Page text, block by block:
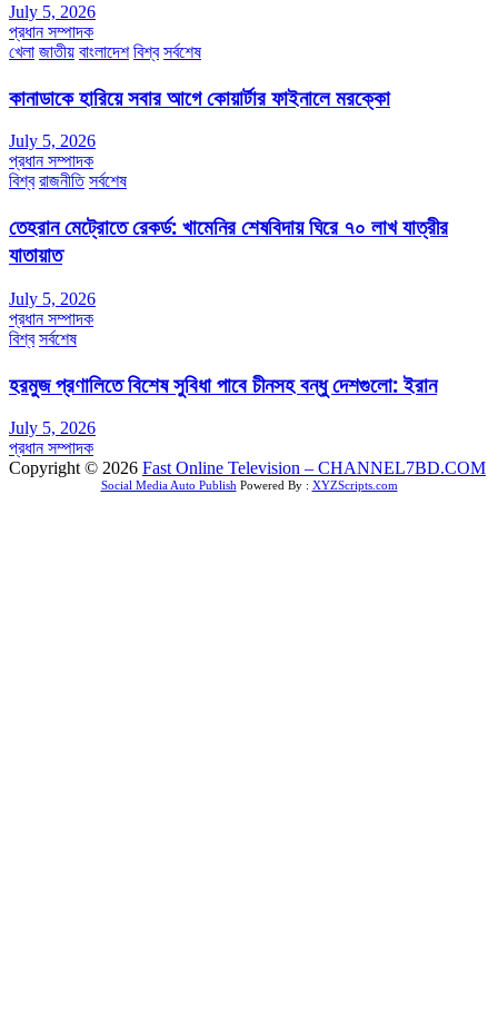
July 5, 2026
প্রধান সম্পাদক
খেলা জাতীয় বাংলাদেশ বিশ্ব সর্বশেষ
কানাডাকে হারিয়ে সবার আগে কোয়ার্টার ফাইনালে মরক্কো
July 5, 2026
প্রধান সম্পাদক
বিশ্ব রাজনীতি সর্বশেষ
তেহরান মেট্রোতে রেকর্ড: খামেনির শেষবিদায় ঘিরে ৭০ লাখ যাত্রীর
যাতায়াত
July 5, 2026
প্রধান সম্পাদক
বিশ্ব সর্বশেষ
হরমুজ প্রণালিতে বিশেষ সুবিধা পাবে চীনসহ বন্ধু দেশগুলো: ইরান
July 5, 2026
প্রধান সম্পাদক
Copyright © 2026 Fast Online Television – CHANNEL7BD.COM
Social Media Auto Publish Powered By : XYZScripts.com